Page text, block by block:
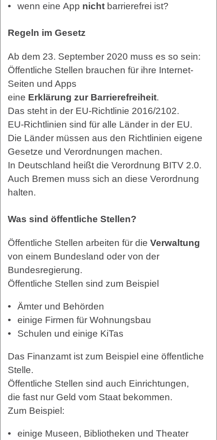
wenn eine App nicht barrierefrei ist?
Regeln im Gesetz
Ab dem 23. September 2020 muss es so sein:
Öffentliche Stellen brauchen für ihre Internet-
Seiten und Apps
eine Erklärung zur Barrierefreiheit.
Das steht in der EU-Richtlinie 2016/2102.
EU-Richtlinien sind für alle Länder in der EU.
Die Länder müssen aus den Richtlinien eigene
Gesetze und Verordnungen machen.
In Deutschland heißt die Verordnung BITV 2.0.
Auch Bremen muss sich an diese Verordnung
halten.
Was sind öffentliche Stellen?
Öffentliche Stellen arbeiten für die Verwaltung
von einem Bundesland oder von der
Bundesregierung.
Öffentliche Stellen sind zum Beispiel
Ämter und Behörden
einige Firmen für Wohnungsbau
Schulen und einige KiTas
Das Finanzamt ist zum Beispiel eine öffentliche
Stelle.
Öffentliche Stellen sind auch Einrichtungen,
die fast nur Geld vom Staat bekommen.
Zum Beispiel:
einige Museen, Bibliotheken und Theater